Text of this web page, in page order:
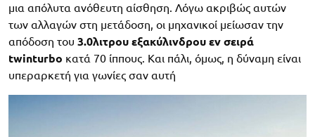
μια απόλυτα ανόθευτη αίσθηση. Λόγω ακριβώς αυτών
των αλλαγών στη μετάδοση, οι μηχανικοί μείωσαν την
απόδοση του 3.0λιτρου εξακύλινδρου εν σειρά
twinturbo κατά 70 ίππους. Και πάλι, όμως, η δύναμη είναι
υπεραρκετή για γωνίες σαν αυτή